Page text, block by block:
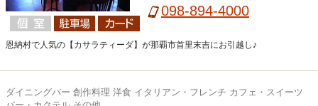
8:00-24:00(LO23:00),日11:30-15:00,1
098-894-4000
恩納村で人気の【カサラティーダ】が那覇市首里末吉にお引越し♪
ダイニングバー 創作料理 洋食 イタリアン・フレンチ カフェ・スイーツ